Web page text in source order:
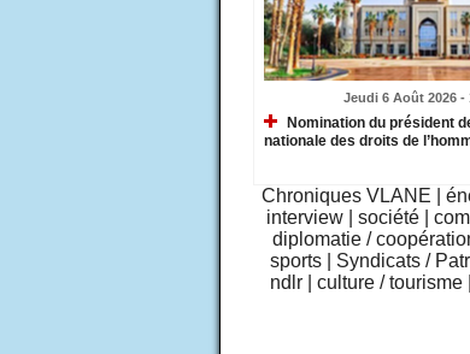
Jeudi 6 Août 2026 -
Nomination du président
nationale des droits de
Chroniques VLANE
interview
société
diplomatie /
sports
Syndicats /
ndlr
culture / tourisme